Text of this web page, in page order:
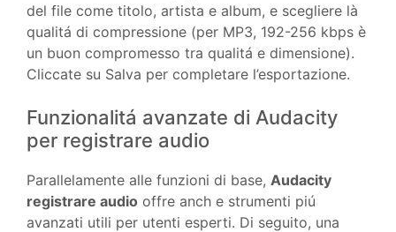
del file come titolo, artista e album, e scegliere là
qualitá di compressione (per MP3, 192-256 kbps è
un buon compromesso tra qualitá e dimensione).
Cliccate su Salva per completare l’esportazione.
Funzionalitá avanzate di Audacity
per registrare audio
Parallelamente alle funzioni di base, Audacity
registrare audio offre anch e strumenti piú
avanzati utili per utenti esperti. Di seguito, una